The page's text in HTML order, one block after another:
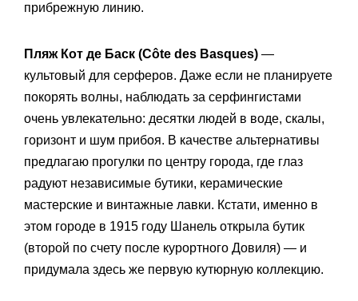
прибрежную линию.
Пляж Кот де Баск (Côte des Basques) —
культовый для серферов. Даже если не планируете
покорять волны, наблюдать за серфингистами
очень увлекательно: десятки людей в воде, скалы,
горизонт и шум прибоя. В качестве альтернативы
предлагаю прогулки по центру города, где глаз
радуют независимые бутики, керамические
мастерские и винтажные лавки. Кстати, именно в
этом городе в 1915 году Шанель открыла бутик
(второй по счету после курортного Довиля) — и
придумала здесь же первую кутюрную коллекцию.